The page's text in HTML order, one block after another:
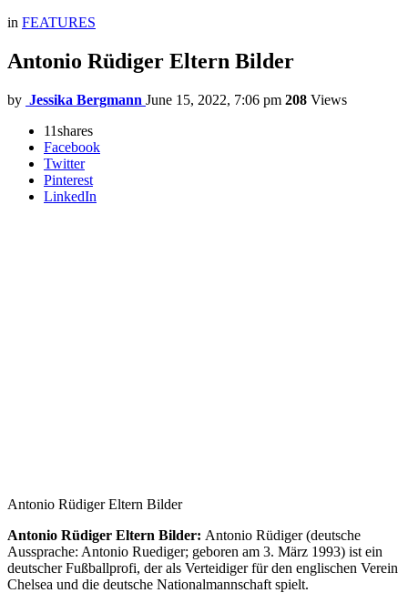
in FEATURES
Antonio Rüdiger Eltern Bilder
by Jessika Bergmann June 15, 2022, 7:06 pm 208 Views
11shares
Facebook
Twitter
Pinterest
LinkedIn
Antonio Rüdiger Eltern Bilder
Antonio Rüdiger Eltern Bilder: Antonio Rüdiger (deutsche
Aussprache: Antonio Ruediger; geboren am 3. März 1993) ist ein
deutscher Fußballprofi, der als Verteidiger für den englischen Verein
Chelsea und die deutsche Nationalmannschaft spielt.